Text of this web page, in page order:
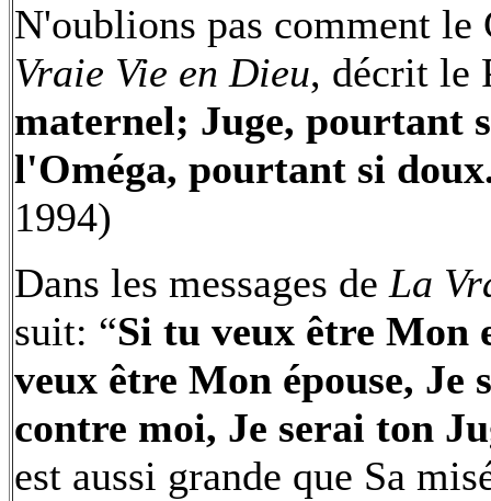
N'oublions pas comment le
Vraie Vie en Dieu, décrit le
maternel; Juge, pourtant
l'Oméga, pourtant si
1994)
Dans les messages de La
suit: “Si tu veux être Mon
veux être Mon épouse,
contre moi, Je serai ton
est aussi grande que Sa